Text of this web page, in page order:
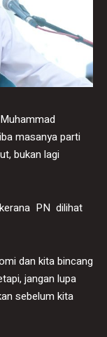
masanya parti
bukan lagi
PN dilihat
dan kita bincang
jangan lupa
sebelum kita